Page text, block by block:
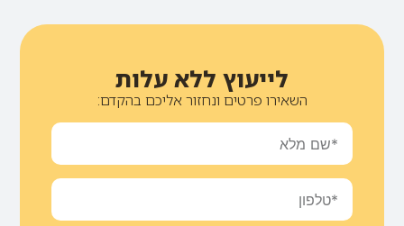
לייעוץ ללא עלות
השאירו פרטים ונחזור אליכם בהקדם: